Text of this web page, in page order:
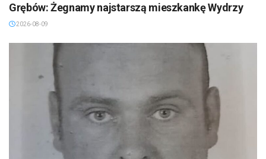
Grębów: Żegnamy najstarszą mieszkankę Wydrzy
2026-08-09